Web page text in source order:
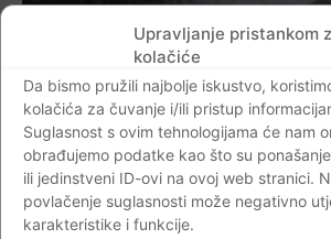
Upravljanje pristankom
kolačiće
Da bismo pružili najbolje iskustvo,
kolačića za čuvanje i/ili pristup
Suglasnost s ovim tehnologijama će nam
obrađujemo podatke kao što su
ili jedinstveni ID-ovi na ovoj web stranici.
povlačenje suglasnosti može negativno
karakteristike i funkcije.
AKTUALNO
LOGOR ĐURMANEC IZ KOGA